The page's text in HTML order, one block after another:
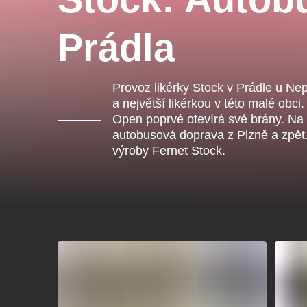
Prádla
Provoz likérky Stock v Prádle u
a největší likérkou v této malé
Open poprvé otevírá své brány.
autobusová doprava z Plzně a
výroby Fernet Stock.
Ostatní hledají
Nejnavštěvovanější
doporučujeme